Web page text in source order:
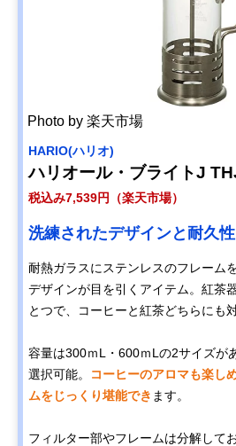
Photo by 楽天市場
HARIO(ハリオ)
ハリオール・ブライトJ
税込み7,539円（楽天市場）
洗練されたデザインと耐久
耐熱ガラスにステンレスのフレーム
デザインが目を引くアイテム。紅茶
とつで、コーヒーと紅茶どちらにも
容量は300ｍL・600ｍLの2サイズが
選択可能。
コーヒーのアロマも楽し
ムをじっくり堪能でき ます。
フィルター部やフレームは分解して